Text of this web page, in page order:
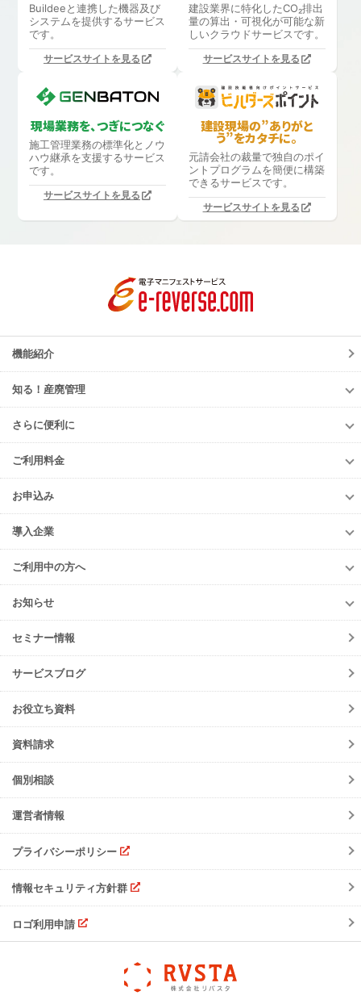
Buildeeと連携した機器及び
システムを提供するサービス
です。
サービスサイトを見る
建設業界に特化したCO₂排出
量の算出・可視化が可能な新
しいクラウドサービスです。
サービスサイトを見る
現場業務を、つぎにつなぐ
施工管理業務の標準化と ノウ
ハウ継承を支援するサービス
です。
サービスサイトを見る
建設現場の”ありがと
う”をカタチに。
元請会社の裁量で独自のポイ
ントプログラムを簡便に構築
できるサービスです。
サービスサイトを見る
機能紹介
知る！産廃管理
知る！産廃管理
初級編
中級編
上級編
さらに便利に
さらに便利に
TansoMiru産廃
多量排出行政報告支援サービス
再生資源利用促進支援サービス
er-contract
遠隔承認モデル
JWNETデータ取込機能
パッケージソフト
ご利用料金
ご利用料金
排出事業者様
収集運搬・
お申込み
お申込み
e-reverse.com
TansoMiru産廃
多量排出行政報告支援サービス
er-contract
再生資源利用促進支援サービス
導入企業
導入企業
収集運搬業者・
排出事業者一覧
導入事例一覧
ご利用中の方へ
ご利用中の方へ
各種お手続き
ご登録情報変更
初期設定方法
動作環境
会員規約
サービスの可用性とセキュリティ
よくあるご質問
注意事項
お知らせ
お知らせ
ニュースリリース
メンテナンス
障害情報
機能リリース
イベント
セミナー情報
サービスブログ
お役立ち資料
資料請求
個別相談
運営者情報
プライバシーポリシー
情報セキュリティ方針群
ロゴ利用申請